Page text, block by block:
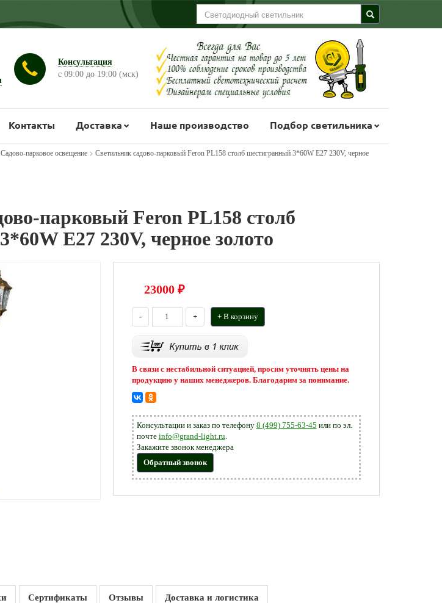
Консультация
с 09:00 до 19:00 (мск)
Контакты Доставка Наше производство Подбор светильника
Садово-парковое освещение> Светильник садово-парковый Feron PL158 столб шестигранный 3*60W E27 230V, черное
парковый Feron PL158 столб
E27 230V, черное золото
23000₽
- + + В корзину
В связи с нестабильной ситуацией, просим уточнять цены на
продукцию у наших менеджеров. Благодарим за понимание.
Консультации и заказ по телефону 8 (499) 755-63-45 или по эл.
почте info@grand-light.ru.
Закажите звонок менеджера
Обратный звонок
Сертификаты Отзывы Доставка и логистика